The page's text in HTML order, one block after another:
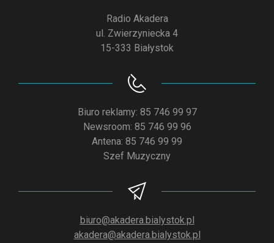
Radio Akadera
ul. Zwierzyniecka 4
15-333 Białystok
Biuro reklamy: 85 746 99 97
Newsroom: 85 746 99 96
Antena: 85 746 99 99
Szef Muzyczny
biuro@akadera.bialystok.pl
akadera@akadera.bialystok.pl